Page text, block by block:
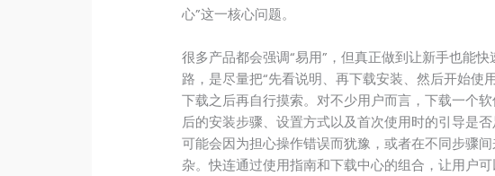
心”这一核心问题。
很多产品都会强调“易用”，但真正做到让新手也能
路，是尽量把“先看说明、再下载安装、然后开始使
下载之后再自行摸索。对不少用户而言，下载一个
后的安装步骤、设置方式以及首次使用时的引导是
可能会因为担心操作错误而犹豫，或者在不同步骤
杂。快连通过使用指南和下载中心的组合，让用户